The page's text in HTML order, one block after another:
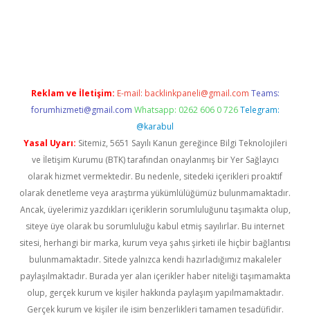
Reklam ve İletişim: E-mail: backlinkpaneli@gmail.com Teams:
forumhizmeti@gmail.com Whatsapp: 0262 606 0 726 Telegram:
@karabul
Yasal Uyarı: Sitemiz, 5651 Sayılı Kanun gereğince Bilgi Teknolojileri
ve İletişim Kurumu (BTK) tarafından onaylanmış bir Yer Sağlayıcı
olarak hizmet vermektedir. Bu nedenle, sitedeki içerikleri proaktif
olarak denetleme veya araştırma yükümlülüğümüz bulunmamaktadır.
Ancak, üyelerimiz yazdıkları içeriklerin sorumluluğunu taşımakta olup,
siteye üye olarak bu sorumluluğu kabul etmiş sayılırlar. Bu internet
sitesi, herhangi bir marka, kurum veya şahıs şirketi ile hiçbir bağlantısı
bulunmamaktadır. Sitede yalnızca kendi hazırladığımız makaleler
paylaşılmaktadır. Burada yer alan içerikler haber niteliği taşımamakta
olup, gerçek kurum ve kişiler hakkında paylaşım yapılmamaktadır.
Gerçek kurum ve kişiler ile isim benzerlikleri tamamen tesadüfidir.